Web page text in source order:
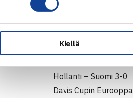
Kiellä
Slovenia – Etelä-
ottelun hävinnyt 19-
syyskuussa tai
Hollanti – Suomi 3-0
Davis Cupin